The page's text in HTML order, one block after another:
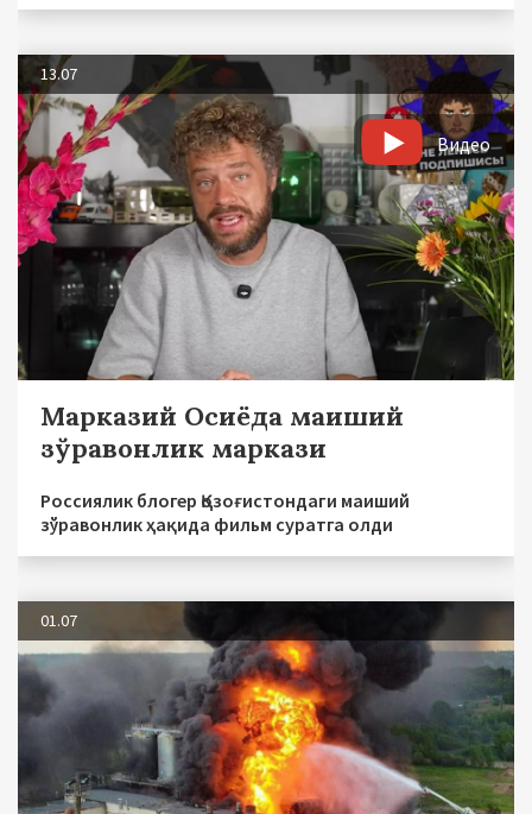
13.07
Видео
Марказий Осиёда маиший
зўравонлик маркази
Россиялик блогер Қозоғистондаги маиший
зўравонлик ҳақида фильм суратга олди
01.07